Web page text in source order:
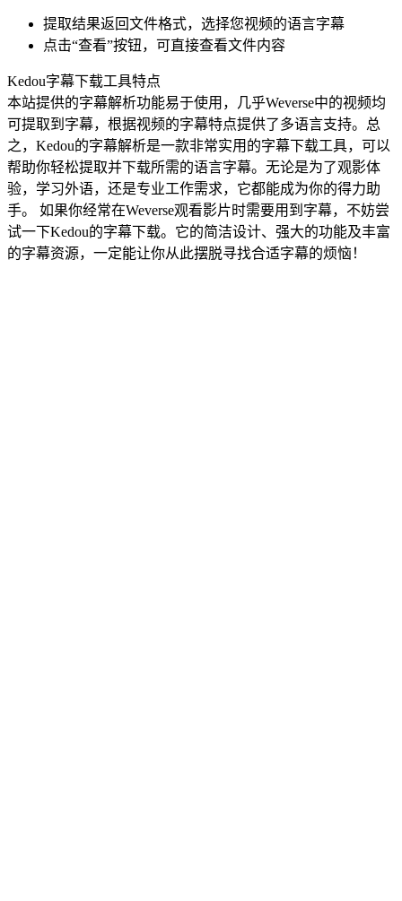
提取结果返回文件格式，选择您视频的语言字幕
点击“查看”按钮，可直接查看文件内容
Kedou字幕下载工具特点
本站提供的字幕解析功能易于使用，几乎Weverse中的视频均
可提取到字幕，根据视频的字幕特点提供了多语言支持。总
之，Kedou的字幕解析是一款非常实用的字幕下载工具，可以
帮助你轻松提取并下载所需的语言字幕。无论是为了观影体
验，学习外语，还是专业工作需求，它都能成为你的得力助
手。 如果你经常在Weverse观看影片时需要用到字幕，不妨尝
试一下Kedou的字幕下载。它的简洁设计、强大的功能及丰富
的字幕资源，一定能让你从此摆脱寻找合适字幕的烦恼！